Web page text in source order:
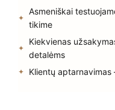
Asmeniškai
tikime
Kiekvienas
detalėms
Klientų